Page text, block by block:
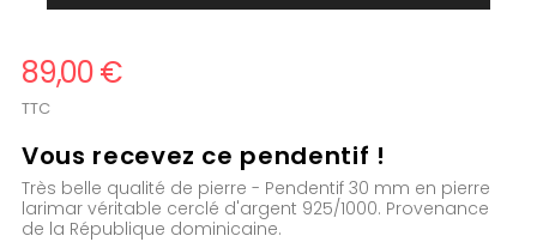
89,00 €
TTC
Vous recevez ce pendentif !
Très belle qualité de pierre - Pendentif 30 mm en pierre
larimar véritable cerclé d'argent 925/1000. Provenance
de la République dominicaine.